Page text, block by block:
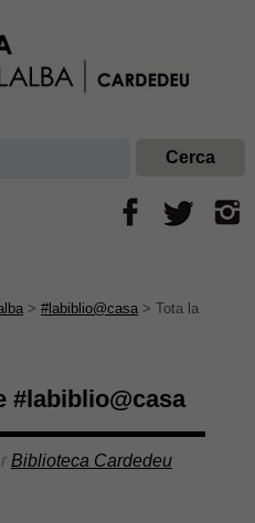
> #labiblio@casa> Tota la
#labiblio@casa
Biblioteca Cardedeu